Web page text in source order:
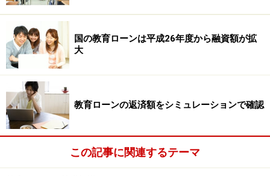
国の教育ローンは平成26年度から融資額が拡
大
教育ローンの返済額をシミュレーションで確認
この記事に関連するテーマ